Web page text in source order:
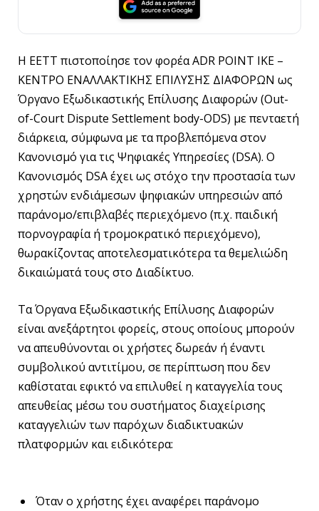
H ΕΕΤΤ πιστοποίησε τον φορέα ADR POINT IKE –
ΚΕΝΤΡΟ ΕΝΑΛΛΑΚΤΙΚΗΣ ΕΠΙΛΥΣΗΣ ΔΙΑΦΟΡΩΝ ως
Όργανο Εξωδικαστικής Επίλυσης Διαφορών (Out-
of-Court Dispute Settlement body-ODS) με πενταετή
διάρκεια, σύμφωνα με τα προβλεπόμενα στον
Κανονισμό για τις Ψηφιακές Υπηρεσίες (DSA). Ο
Κανονισμός DSA έχει ως στόχο την προστασία των
χρηστών ενδιάμεσων ψηφιακών υπηρεσιών από
παράνομο/επιβλαβές περιεχόμενο (π.χ. παιδική
πορνογραφία ή τρομοκρατικό περιεχόμενο),
θωρακίζοντας αποτελεσματικότερα τα θεμελιώδη
δικαιώματά τους στο Διαδίκτυο.
Τα Όργανα Εξωδικαστικής Επίλυσης Διαφορών
είναι ανεξάρτητοι φορείς, στους οποίους μπορούν
να απευθύνονται οι χρήστες δωρεάν ή έναντι
συμβολικού αντιτίμου, σε περίπτωση που δεν
καθίσταται εφικτό να επιλυθεί η καταγγελία τους
απευθείας μέσω του συστήματος διαχείρισης
καταγγελιών των παρόχων διαδικτυακών
πλατφορμών και ειδικότερα:
Όταν ο χρήστης έχει αναφέρει παράνομο